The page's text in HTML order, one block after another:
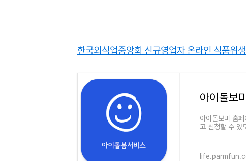
한국외식업중앙회 신규영업자 온라인 식품위
아이돌보미 홈
고 신청할 수 있